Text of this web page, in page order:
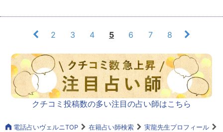
2 3 4 5 6 7 8
クチコミ投稿数の多い注目の占い師はこちら
電話占いヴェルニTOP 在籍占い師検索
実龍先生プロフィール